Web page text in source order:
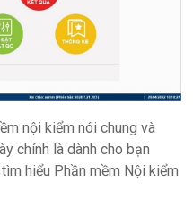
nội kiểm nói chung và
chính là dành cho bạn
hiểu Phần mềm Nội kiểm